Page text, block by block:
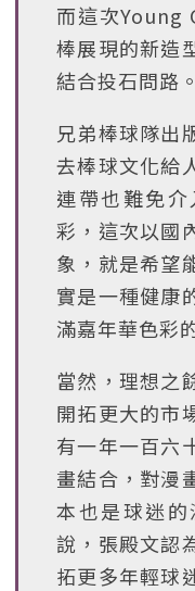
而這次Young
棒展現的新造
結合投石問路。
兄弟棒球隊出
去棒球文化給
連帶也難免
彩，這次以國
象，就是希望
實是一種健康
滿嘉年華色彩
當然，理想之
開拓更大的市
有一年一百六
畫結合，對漫
本也是球迷
說，張殿文認
拓更多年輕球